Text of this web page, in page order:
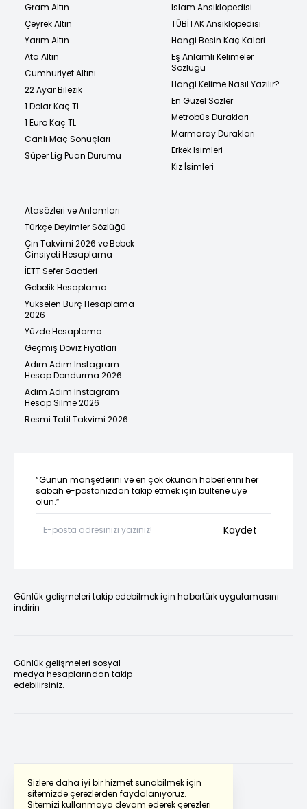
Sizlere daha iyi bir hizmet sunabilmek için
sitemizde çerezlerden faydalanıyoruz.
Sitemizi kullanmaya devam ederek çerezleri
Gram Altın
Çeyrek Altın
Yarım Altın
Ata Altın
Cumhuriyet Altını
22 Ayar Bilezik
1 Dolar Kaç TL
1 Euro Kaç TL
Canlı Maç Sonuçları
Süper Lig Puan Durumu
İslam Ansiklopedisi
TÜBİTAK Ansiklopedisi
Hangi Besin Kaç Kalori
Eş Anlamlı Kelimeler
Sözlüğü
Hangi Kelime Nasıl Yazılır?
En Güzel Sözler
Metrobüs Durakları
Marmaray Durakları
Erkek İsimleri
Kız İsimleri
Atasözleri ve Anlamları
Türkçe Deyimler Sözlüğü
Çin Takvimi 2026 ve Bebek
Cinsiyeti Hesaplama
İETT Sefer Saatleri
Gebelik Hesaplama
Yükselen Burç Hesaplama
2026
Yüzde Hesaplama
Geçmiş Döviz Fiyatları
Adım Adım Instagram
Hesap Dondurma 2026
Adım Adım Instagram
Hesap Silme 2026
Resmi Tatil Takvimi 2026
“Günün manşetlerini ve en çok okunan haberlerini her
sabah e-postanızdan takip etmek için bültene üye
olun.”
Kaydet
Günlük gelişmeleri takip edebilmek için habertürk uygulamasını
indirin
Günlük gelişmeleri sosyal
medya hesaplarından takip
edebilirsiniz.